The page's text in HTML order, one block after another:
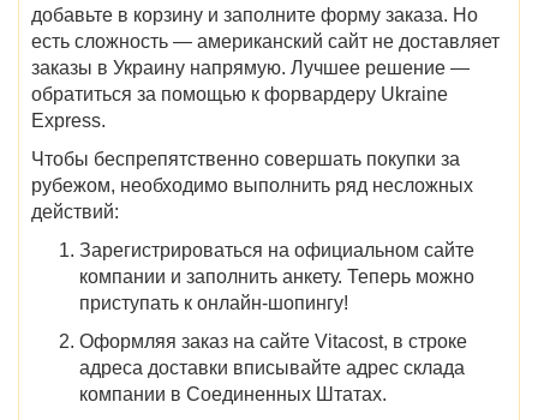
добавьте в корзину и заполните форму заказа. Но
есть сложность — американский сайт не доставляет
заказы в Украину напрямую. Лучшее решение —
обратиться за помощью к форвардеру Ukraine
Express.
Чтобы беспрепятственно совершать покупки за
рубежом, необходимо выполнить ряд несложных
действий:
Зарегистрироваться на официальном сайте
компании и заполнить анкету. Теперь можно
приступать к онлайн-шопингу!
Оформляя заказ на сайте Vitacost, в строке
адреса доставки вписывайте адрес склада
компании в Соединенных Штатах.